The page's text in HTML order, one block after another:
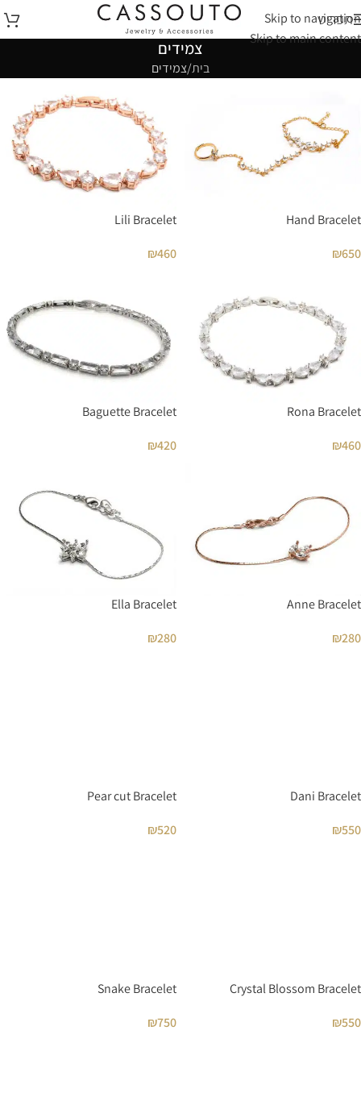
Skip to navigation
Skip to main content
תפריט
צמידים
בית צמידים
Hand Bracelet
₪650
Lili Bracelet
₪460
Rona Bracelet
₪460
Baguette Bracelet
₪420
Anne Bracelet
₪280
Ella Bracelet
₪280
Dani Bracelet
₪550
Pear cut Bracelet
₪520
Crystal Blossom Bracelet
₪550
Snake Bracelet
₪750